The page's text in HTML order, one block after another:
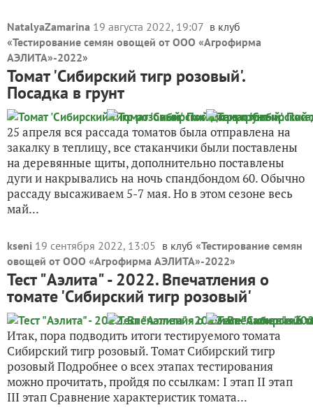
NatalyaZamarina 19 августа 2022, 19:07 в клуб
«Тестирование семян овощей от ООО «Агрофирма
АЭЛИТА»-2022»
Томат 'Сибирский тигр розовый'.
Посадка в грунт
25 апреля вся рассада томатов была отправлена на
закалку в теплицу, все стаканчики были поставлены
на деревянные щиты, дополнительно поставлены
дуги и накрывались на ночь спандбондом 60. Обычно
рассаду высаживаем 5-7 мая. Но в этом сезоне весь
май...
kseni 19 сентября 2022, 13:05 в клуб «Тестирование семян
овощей от ООО «Агрофирма АЭЛИТА»-2022»
Тест "Аэлита" - 2022. Впечатления о
томате 'Сибирский тигр розовый'
Итак, пора подводить итоги тестируемого томата
Сибирский тигр розовый. Томат Сибирский тигр
розовый Подробнее о всех этапах тестирования
можно прочитать, пройдя по ссылкам: I этап II этап
III этап Сравнение характеристик томата...